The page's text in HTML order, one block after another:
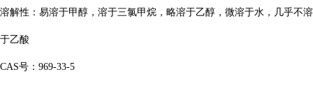
溶解性：易溶于甲醇，溶于三氯甲烷，略溶于乙醇，微溶于水，几乎不溶
于乙酸
CAS号：969-33-5